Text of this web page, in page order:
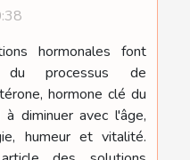
hormonales font
du processus de
hormone clé du
diminuer avec l'âge,
humeur et vitalité.